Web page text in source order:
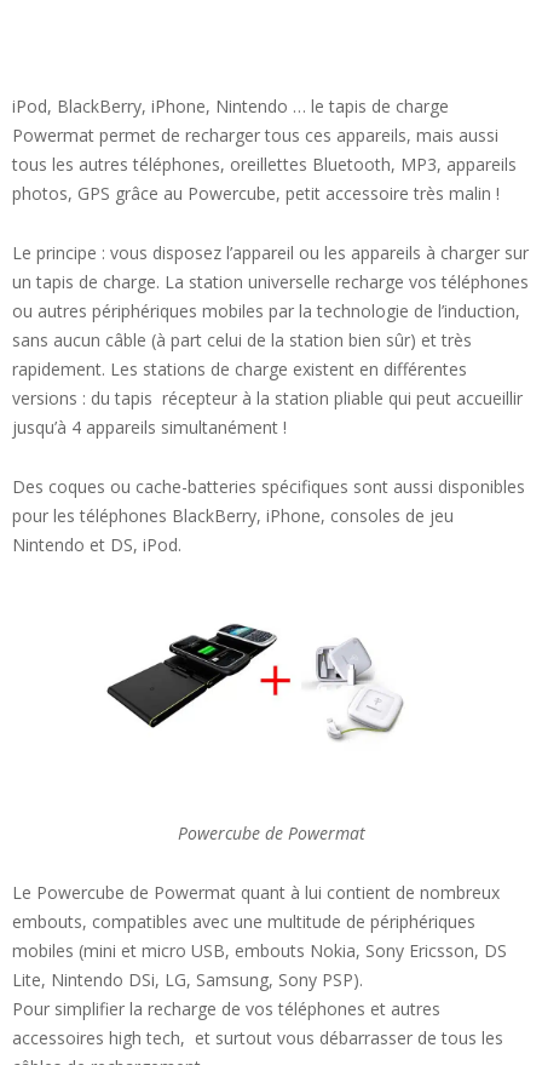
iPod, BlackBerry, iPhone, Nintendo … le tapis de charge
Powermat permet de recharger tous ces appareils, mais aussi
tous les autres téléphones, oreillettes Bluetooth, MP3, appareils
photos, GPS grâce au Powercube, petit accessoire très malin !
Le principe : vous disposez l’appareil ou les appareils à charger sur
un tapis de charge. La station universelle recharge vos téléphones
ou autres périphériques mobiles par la technologie de l’induction,
sans aucun câble (à part celui de la station bien sûr) et très
rapidement. Les stations de charge existent en différentes
versions : du tapis récepteur à la station pliable qui peut accueillir
jusqu’à 4 appareils simultanément !
Des coques ou cache-batteries spécifiques sont aussi disponibles
pour les téléphones BlackBerry, iPhone, consoles de jeu
Nintendo et DS, iPod.
Powercube de Powermat
Le Powercube de Powermat quant à lui contient de nombreux
embouts, compatibles avec une multitude de périphériques
mobiles (mini et micro USB, embouts Nokia, Sony Ericsson, DS
Lite, Nintendo DSi, LG, Samsung, Sony PSP).
Pour simplifier la recharge de vos téléphones et autres
accessoires high tech, et surtout vous débarrasser de tous les